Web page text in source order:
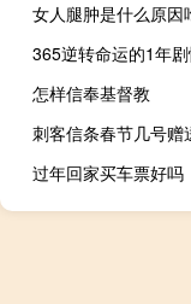
365逆转命运的1年
怎样信奉基督教
刺客信条春节几号赠
过年回家买车票好吗